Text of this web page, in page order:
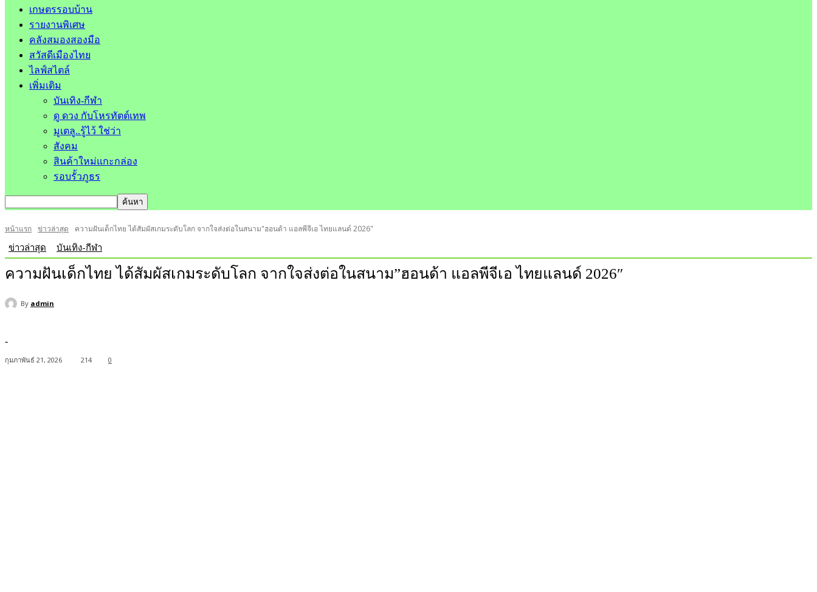
เกษตรรอบบ้าน
รายงานพิเศษ
คลังสมองสองมือ
สวัสดีเมืองไทย
ไลฟ์สไตล์
เพิ่มเติม
บันเทิง-กีฬา
ดู ดวง กับโหรทัตต์เทพ
มูเตลู..รู้ไว้ ใช่ว่า
สังคม
สินค้าใหม่แกะกล่อง
รอบรั้วภูธร
หน้าแรก ข่าวล่าสุด ความฝันเด็กไทย ได้สัมผัสเกมระดับโลก จากใจส่งต่อในสนาม"ฮอนด้า แอลพีจีเอ ไทยแลนด์ 2026"
ข่าวล่าสุด บันเทิง-กีฬา
ความฝันเด็กไทย ได้สัมผัสเกมระดับโลก จากใจส่งต่อในสนาม”ฮอนด้า แอลพีจีเอ ไทยแลนด์ 2026″
By admin
-
กุมภาพันธ์ 21, 2026 214 0